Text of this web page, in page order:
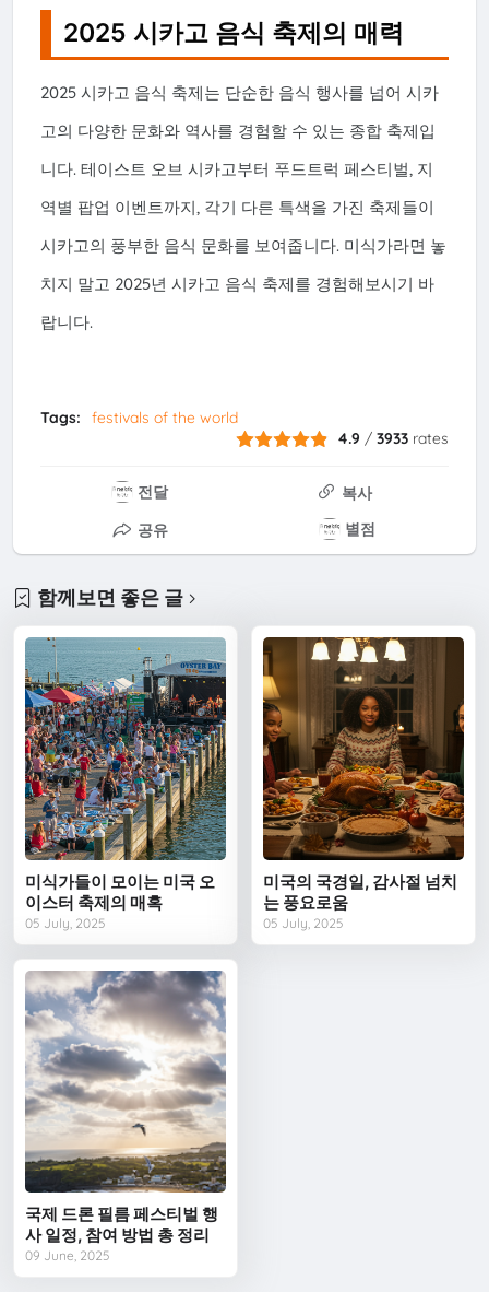
2025 시카고 음식 축제의 매력
2025 시카고 음식 축제는 단순한 음식 행사를 넘어 시카
고의 다양한 문화와 역사를 경험할 수 있는 종합 축제입
니다. 테이스트 오브 시카고부터 푸드트럭 페스티벌, 지
역별 팝업 이벤트까지, 각기 다른 특색을 가진 축제들이
시카고의 풍부한 음식 문화를 보여줍니다. 미식가라면 놓
치지 말고 2025년 시카고 음식 축제를 경험해보시기 바
랍니다.
Tags:
festivals of the world
4.9 /3933 rates
전달
복사
공유
별점
함께보면 좋은 글
미식가들이 모이는 미국 오
이스터 축제의 매혹
05 July, 2025
미국의 국경일, 감사절 넘치
는 풍요로움
05 July, 2025
국제 드론 필름 페스티벌 행
사 일정, 참여 방법 총 정리
09 June, 2025